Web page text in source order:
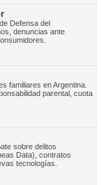
Defensa del
denuncias ante
familiares en Argentina.
parental, cuota
sobre delitos
Data), contratos
tecnologías.